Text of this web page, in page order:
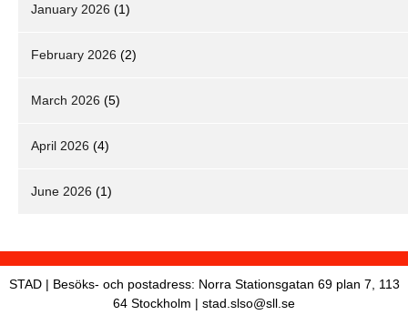
January 2026 (1)
February 2026 (2)
March 2026 (5)
April 2026 (4)
June 2026 (1)
STAD | Besöks- och postadress: Norra Stationsgatan 69 plan 7, 113
64 Stockholm | stad.slso@sll.se